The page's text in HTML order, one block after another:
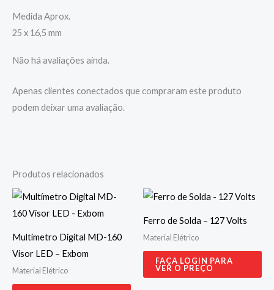
Medida Aprox.
25 x 16,5 mm
Não há avaliações ainda.
Apenas clientes conectados que compraram este produto
podem deixar uma avaliação.
Produtos relacionados
Multímetro Digital MD-160
Visor LED – Exbom
Material Elétrico
Ferro de Solda – 127 Volts
Material Elétrico
FAÇA LOGIN PARA
VER O PREÇO